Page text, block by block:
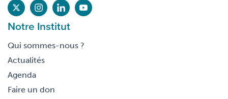
Notre Institut
Qui sommes-nous ?
Actualités
Agenda
Faire un don